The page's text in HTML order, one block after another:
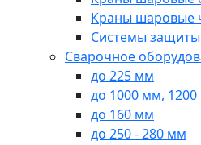
Краны шаровые
Системы защиты
Сварочное
до 225 мм
до 1000 мм,
до 160 мм
до 250 - 280 мм